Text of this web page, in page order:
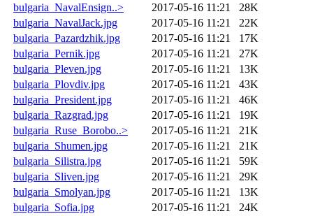
bulgaria_NavalEnsign..>
2017-05-16 11:21
28K
bulgaria_NavalJack.jpg
2017-05-16 11:21
22K
bulgaria_Pazardzhik.jpg
2017-05-16 11:21
17K
bulgaria_Pernik.jpg
2017-05-16 11:21
27K
bulgaria_Pleven.jpg
2017-05-16 11:21
13K
bulgaria_Plovdiv.jpg
2017-05-16 11:21
43K
bulgaria_President.jpg
2017-05-16 11:21
46K
bulgaria_Razgrad.jpg
2017-05-16 11:21
19K
bulgaria_Ruse_Borobo..>
2017-05-16 11:21
21K
bulgaria_Shumen.jpg
2017-05-16 11:21
21K
bulgaria_Silistra.jpg
2017-05-16 11:21
59K
bulgaria_Sliven.jpg
2017-05-16 11:21
29K
bulgaria_Smolyan.jpg
2017-05-16 11:21
13K
bulgaria_Sofia.jpg
2017-05-16 11:21 24K